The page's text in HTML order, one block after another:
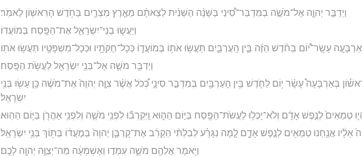
וַיְדַבֵּ֣ר יְהוָ֣ה אֶל־מֹשֶׁ֣ה בְמִדְבַּר־סִ֠ינַי בַּשָּׁנָ֨ה הַשֵּׁנִ֜ית לְצֵאתָ֨ם מֵאֶ֧רֶץ מִצְרַ֛יִם בַּחֹ֥דֶשׁ הָרִאשׁ֖וֹן לֵאמֹֽר׃
וְיַעֲשׂ֧וּ בְנֵי־יִשְׂרָאֵ֛ל אֶת־הַפָּ֖סַח בְּמוֹעֲדֽוֹ׃
עָשָֽׂר־י֠וֹם בַּחֹ֨דֶשׁ הַזֶּ֜ה בֵּ֧ין הָֽעֲרְבַּ֛יִם תַּעֲשׂ֥וּ אֹת֖וֹ בְּמוֹעֲד֑וֹ כְּכָל־חֻקֹּתָ֥יו וּכְכָל־מִשְׁפָּטָ֖יו תַּעֲשׂ֥וּ אֹתֽוֹ׃
וַיְדַבֵּ֥ר מֹשֶׁ֛ה אֶל־בְּנֵ֥י יִשְׂרָאֵ֖ל לַעֲשֹׂ֥ת הַפָּֽסַח׃
בְּאַרְבָּעָה֩ עָשָׂ֨ר י֥וֹם לַחֹ֛דֶשׁ בֵּ֥ין הָעַרְבַּ֖יִם בְּמִדְבַּ֣ר סִינָ֑י כְּ֠כֹל אֲשֶׁ֨ר צִוָּ֤ה יְהוָה֙ אֶת־מֹשֶׁ֔ה כֵּ֥ן עָשׂ֖וּ בְּנֵ֥י
יִשְׂרָאֵֽל׃
טְמֵאִים֙ לְנֶ֣פֶשׁ אָדָ֔ם וְלֹא־יָכְל֥וּ לַעֲשֹׂת־הַפֶּ֖סַח בַּיּ֣וֹם הַה֑וּא וַֽיִּקְרְב֞וּ לִפְנֵ֥י מֹשֶׁ֛ה וְלִפְנֵ֥י אַהֲרֹ֖ן בַּיּ֥וֹם הַהֽוּא׃
אֵלָ֔יו אֲנַ֥חְנוּ טְמֵאִ֖ים לְנֶ֣פֶשׁ אָדָ֑ם לָ֣מָּה נִגָּרַ֗ע לְבִלְתִּ֨י הַקְרִ֜ב אֶת־קָרְבַּ֤ן יְהוָה֙ בְּמֹ֣עֲד֔וֹ בְּת֖וֹךְ בְּנֵ֥י יִשְׂרָאֵֽל׃
וַיֹּ֥אמֶר אֲלֵהֶ֖ם מֹשֶׁ֑ה עִמְד֣וּ וְאֶשְׁמְעָ֔ה מַה־יְצַוֶּ֥ה יְהוָ֖ה לָכֶֽם׃